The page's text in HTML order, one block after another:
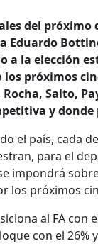
del próximo
Eduardo
la elección
próximos
Salto,
y
el país, cada
para el
impondrá
los próximos
al FA con
con el 26%